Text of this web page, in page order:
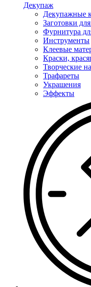
Декупаж
Декупажные
Заготовки
Фурнитура
Инструменты
Клеевые
Краски,
Творческие
Трафареты
Украшения
Эффекты